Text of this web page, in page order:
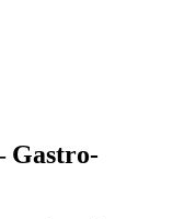
Gastro-